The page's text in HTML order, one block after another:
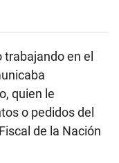
trabajando en el
quien le
o pedidos del
de la Nación